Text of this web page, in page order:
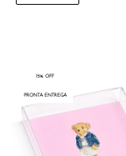
15% OFF
PRONTA ENTREGA